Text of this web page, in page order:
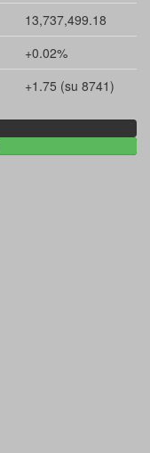
13,737,499.18
+0.02%
+1.75 (su 8741)